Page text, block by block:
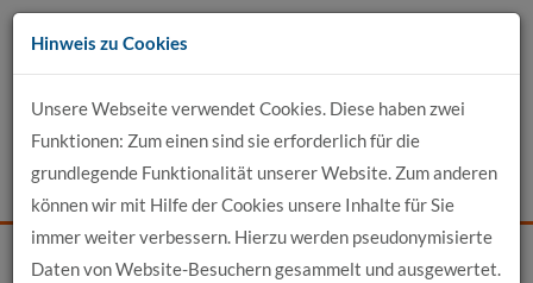
Zum
Inhalt
Events News Login Suche
Kontakt
Hinweis zu Cookies
Unsere Webseite verwendet Cookies. Diese haben zwei
Funktionen: Zum einen sind sie erforderlich für die
grundlegende Funktionalität unserer Website. Zum anderen
können wir mit Hilfe der Cookies unsere Inhalte für Sie
immer weiter verbessern. Hierzu werden pseudonymisierte
Daten von Website-Besuchern gesammelt und ausgewertet.